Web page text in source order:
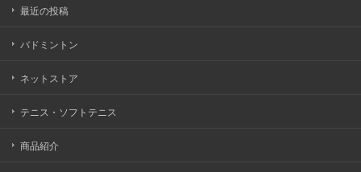
最近の投稿
バドミントン
ネットストア
テニス・ソフトテニス
商品紹介